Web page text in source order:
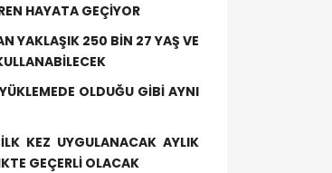
HAYATA GEÇİYOR
YAKLAŞIK 250 BİN 27 YAŞ VE
OLDUĞU GİBİ AYNI
KEZ UYGULANACAK AYLIK
GEÇERLİ OLACAK